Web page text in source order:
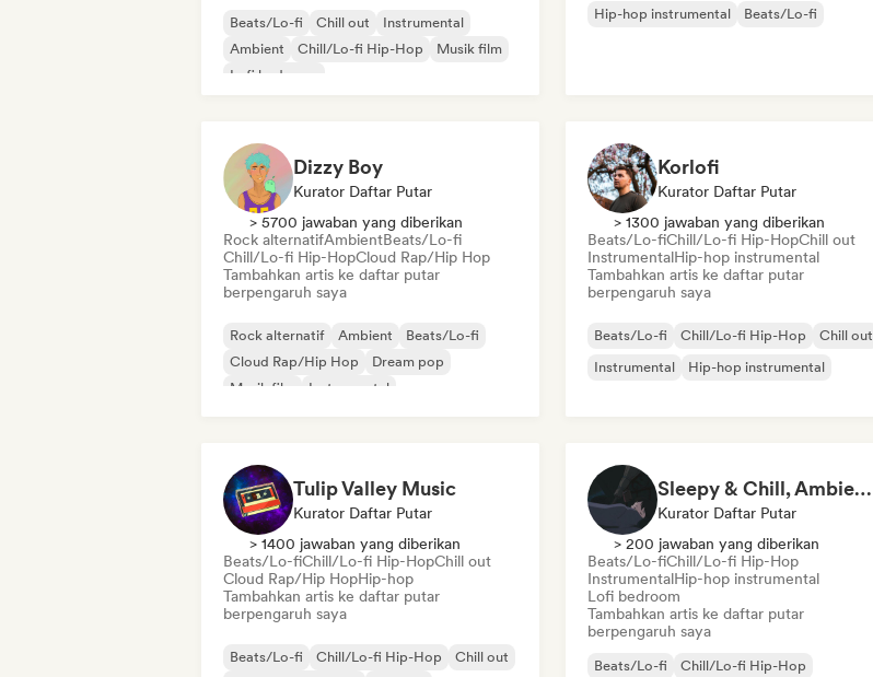
Beats/Lo-fi Chill out
Instrumental
Ambient
Chill/Lo-fi Hip-Hop
Musik film
Lofi bedroom
Hip-hop instrumental Beats/Lo-fi
Dizzy Boy
Kurator Daftar Putar
> 5700 jawaban yang diberikan
Rock alternatifAmbientBeats/Lo-fi
Chill/Lo-fi Hip-HopCloud Rap/Hip Hop
Tambahkan artis ke daftar putar
berpengaruh saya
Rock alternatif Ambient
Beats/Lo-fi
Cloud Rap/Hip Hop
Dream pop
Musik film
Instrumental
Korlofi
Kurator Daftar Putar
> 1300 jawaban yang diberikan
Beats/Lo-fiChill/Lo-fi Hip-HopChill out
InstrumentalHip-hop instrumental
Tambahkan artis ke daftar putar
berpengaruh saya
Beats/Lo-fi Chill/Lo-fi Hip-Hop
Chill out
Instrumental
Hip-hop instrumental
Tulip Valley Music
Kurator Daftar Putar
> 1400 jawaban yang diberikan
Beats/Lo-fiChill/Lo-fi Hip-HopChill out
Cloud Rap/Hip HopHip-hop
Tambahkan artis ke daftar putar
berpengaruh saya
Beats/Lo-fi Chill/Lo-fi Hip-Hop
Chill out
Sleepy & Chill, Ambient Dreams
Kurator Daftar Putar
> 200 jawaban yang diberikan
Beats/Lo-fiChill/Lo-fi Hip-Hop
InstrumentalHip-hop instrumental
Lofi bedroom
Tambahkan artis ke daftar putar
berpengaruh saya
Beats/Lo-fi Chill/Lo-fi Hip-Hop